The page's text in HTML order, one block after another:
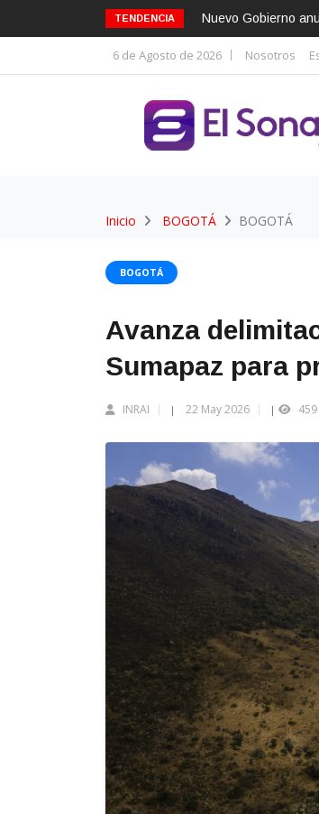
TENDENCIA Nuevo Gobierno
6 de Agosto de 2026 Nosotros
Inicio BOGOTÁ BOGOTÁ
BOGOTÁ
Avanza
Sumapaz para
INRAI | 22 May 2026 |